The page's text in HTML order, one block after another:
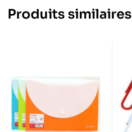
Produits similaires